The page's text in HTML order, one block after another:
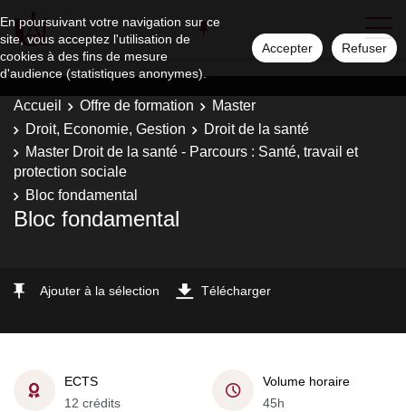
En poursuivant votre navigation sur ce
site, vous acceptez l'utilisation de
cookies à des fins de mesure
d'audience (statistiques anonymes).
Accepter Refuser
Accueil Offre de formation
Master
Droit, Economie, Gestion
Droit de la santé
Master Droit de la santé - Parcours : Santé, travail et
protection sociale
Bloc fondamental
Bloc fondamental
Ajouter à la sélection Télécharger
ECTS
12 crédits
Volume horaire
45h